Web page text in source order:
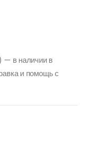
— в наличии в
и помощь с